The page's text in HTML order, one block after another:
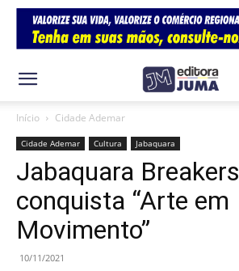
Início Cidade Ademar
Cidade Ademar Cultura Jabaquara
Jabaquara Breakers
conquista “Arte em
Movimento”
10/11/2021